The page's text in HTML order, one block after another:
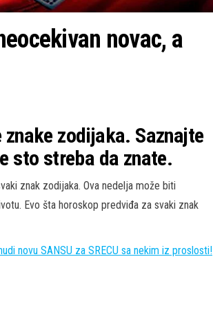
novac, a
zodijaka. Saznajte
sto streba da znate.
znak zodijaka. Ova nedelja može biti
Evo šta horoskop predviđa za svaki znak
novu SANSU za SRECU sa nekim iz proslosti!